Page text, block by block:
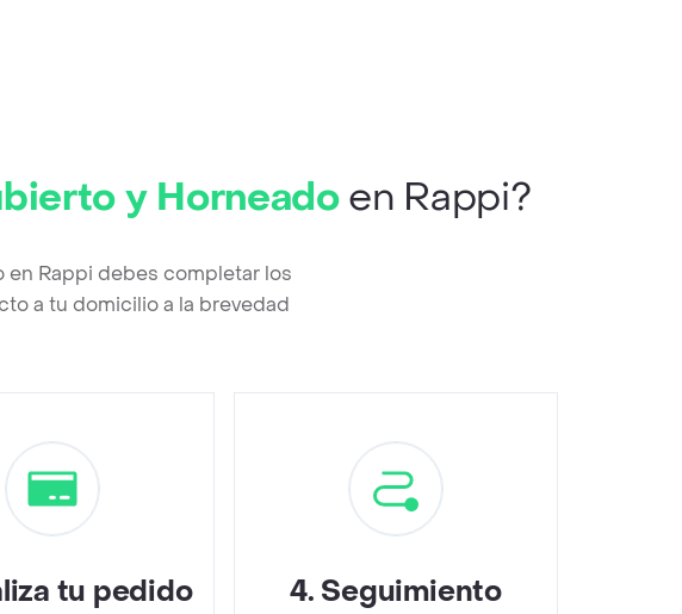
y Horneadoen Rappi?
en Rappi debes completar los
a tu domicilio a la brevedad
tu pedido 4. Seguimiento